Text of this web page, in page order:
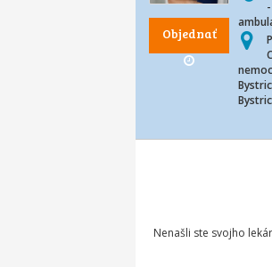
Objednať
Nenašli ste svojho